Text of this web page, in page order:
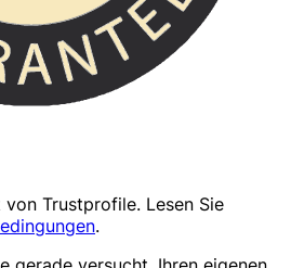
von Trustprofile. Lesen Sie
.